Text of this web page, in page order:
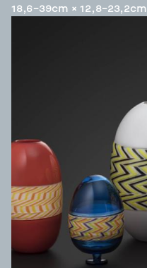
18,6–39cm × 12,8–23,2cm